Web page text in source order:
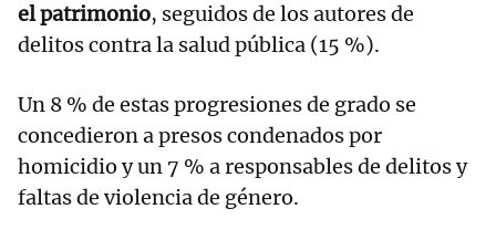
el patrimonio, seguidos de los autores de
delitos contra la salud pública (15 %).
Un 8 % de estas progresiones de grado se
concedieron a presos condenados por
homicidio y un 7 % a responsables de delitos y
faltas de violencia de género.